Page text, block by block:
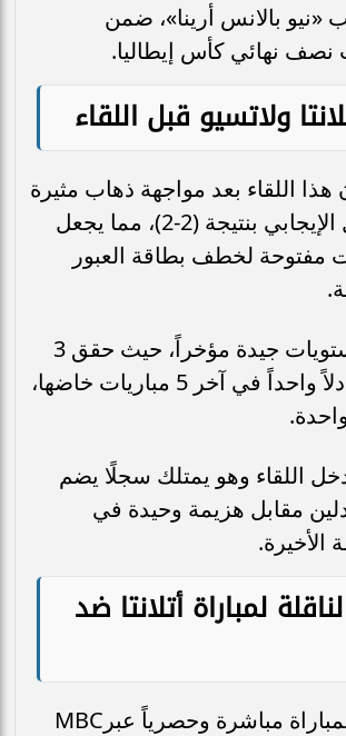
«نيو بالانس أرينا»، ضمن
نصف نهائي كأس إيطاليا.
ولاتسيو قبل اللقاء
هذا اللقاء بعد مواجهة ذهاب مثيرة
انتهت بالتعادل الإيجابي بنتيجة (2-2)، مما يجعل
مفتوحة لخطف بطاقة العبور
يقدم أتلانتا مستويات جيدة مؤخراً، حيث حقق 3
انتصارات وتعادلاً واحداً في آخر 5 مباريات خاضها،
اللقاء وهو يمتلك سجلًا يضم
مقابل هزيمة وحيدة في
الأخيرة.
لمباراة أتلانتا ضد
تُنقل أحداث المباراة مباشرة وحصرياً عبرMBC